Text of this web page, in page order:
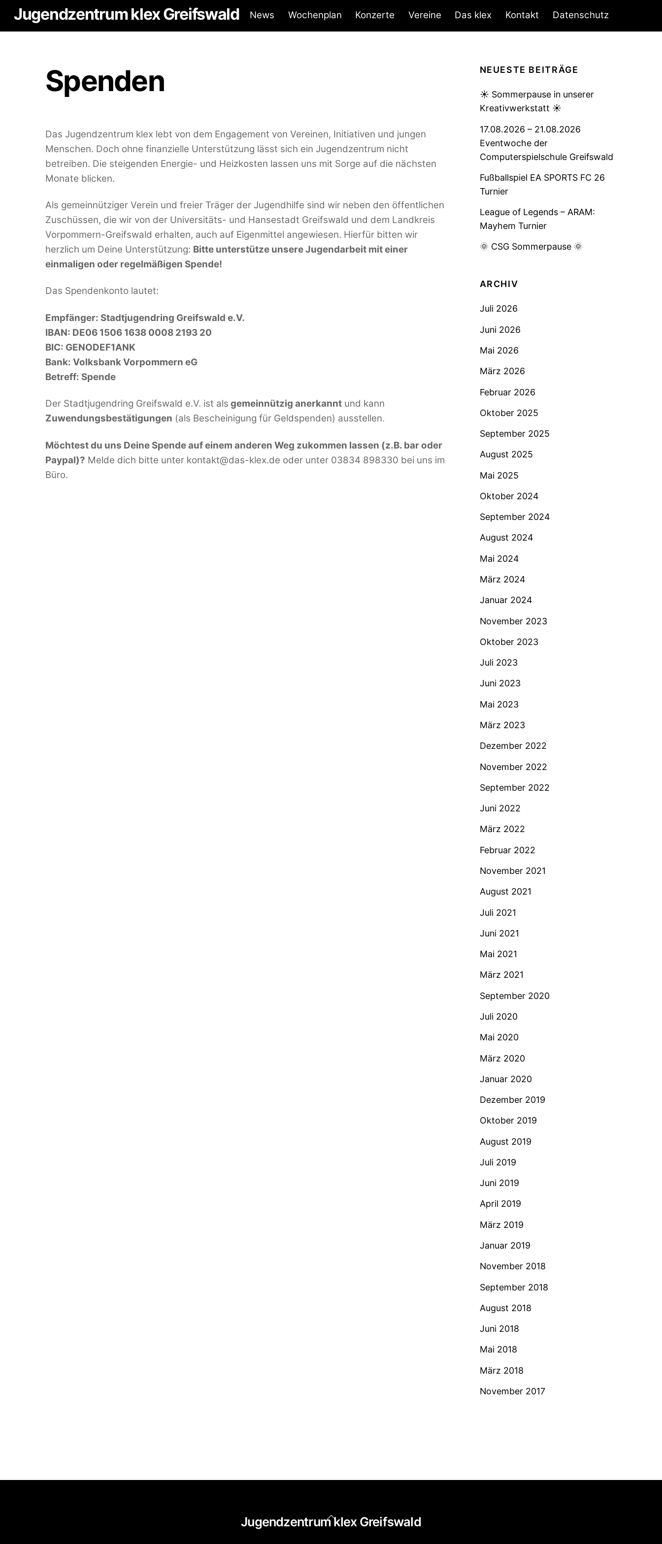
Jugendzentrum klex Greifswald News Wochenplan Konzerte Vereine Das klex Kontakt Datenschutz
Spenden
Das Jugendzentrum klex lebt von dem Engagement von Vereinen, Initiativen und jungen
Menschen. Doch ohne finanzielle Unterstützung lässt sich ein Jugendzentrum nicht
betreiben. Die steigenden Energie- und Heizkosten lassen uns mit Sorge auf die nächsten
Monate blicken.
Als gemeinnütziger Verein und freier Träger der Jugendhilfe sind wir neben den öffentlichen
Zuschüssen, die wir von der Universitäts- und Hansestadt Greifswald und dem Landkreis
Vorpommern-Greifswald erhalten, auch auf Eigenmittel angewiesen. Hierfür bitten wir
herzlich um Deine Unterstützung: Bitte unterstütze unsere Jugendarbeit mit einer
einmaligen oder regelmäßigen Spende!
Das Spendenkonto lautet:
Empfänger: Stadtjugendring Greifswald e.V.
IBAN: DE06 1506 1638 0008 2193 20
BIC: GENODEF1ANK
Bank: Volksbank Vorpommern eG
Betreff: Spende
Der Stadtjugendring Greifswald e.V. ist als gemeinnützig anerkannt und kann
Zuwendungsbestätigungen (als Bescheinigung für Geldspenden) ausstellen.
Möchtest du uns Deine Spende auf einem anderen Weg zukommen lassen (z.B. bar oder
Paypal)? Melde dich bitte unter kontakt@das-klex.de oder unter 03834 898330 bei uns im
Büro.
NEUESTE BEITRÄGE
☀️ Sommerpause in unserer
Kreativwerkstatt ☀️
17.08.2026 – 21.08.2026
Eventwoche der
Computerspielschule Greifswald
Fußballspiel EA SPORTS FC 26
Turnier
League of Legends – ARAM:
Mayhem Turnier
🌞 CSG Sommerpause 🌞
ARCHIV
Juli 2026
Juni 2026
Mai 2026
März 2026
Februar 2026
Oktober 2025
September 2025
August 2025
Mai 2025
Oktober 2024
September 2024
August 2024
Mai 2024
März 2024
Januar 2024
November 2023
Oktober 2023
Juli 2023
Juni 2023
Mai 2023
März 2023
Dezember 2022
November 2022
September 2022
Juni 2022
März 2022
Februar 2022
November 2021
August 2021
Juli 2021
Juni 2021
Mai 2021
März 2021
September 2020
Juli 2020
Mai 2020
März 2020
Januar 2020
Dezember 2019
Oktober 2019
August 2019
Juli 2019
Juni 2019
April 2019
März 2019
Januar 2019
November 2018
September 2018
August 2018
Juni 2018
Mai 2018
März 2018
November 2017
Back
To
Jugendzentrum klex Greifswald